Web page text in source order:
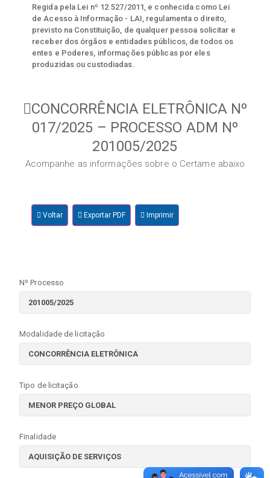
Regida pela Lei nº 12.527/2011, e conhecida como Lei
de Acesso à Informação - LAI, regulamenta o direito,
previsto na Constituição, de qualquer pessoa solicitar e
receber dos órgãos e entidades públicos, de todos os
entes e Poderes, informações públicas por eles
produzidas ou custodiadas.
CONCORRÊNCIA ELETRÔNICA Nº
017/2025 – PROCESSO ADM Nº
201005/2025
Acompanhe as informações sobre o Certame abaixo
Voltar Exportar PDF Imprimir
Nº Processo
Modalidade de licitação
Tipo de licitação
Finalidade